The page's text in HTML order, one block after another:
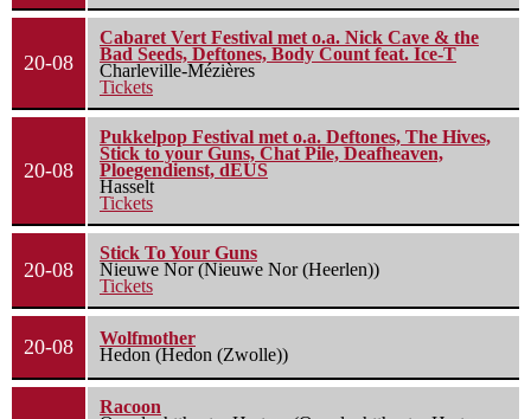
20-08
Cabaret Vert Festival met o.a. Nick Cave & the
Bad Seeds, Deftones, Body Count feat. Ice-T
Charleville-Mézières
Tickets
20-08
Pukkelpop Festival met o.a. Deftones, The Hives,
Stick to your Guns, Chat Pile, Deafheaven,
Ploegendienst, dEUS
Hasselt
Tickets
20-08
Stick To Your Guns
Nieuwe Nor (Nieuwe Nor (Heerlen))
Tickets
20-08
Wolfmother
Hedon (Hedon (Zwolle))
Racoon